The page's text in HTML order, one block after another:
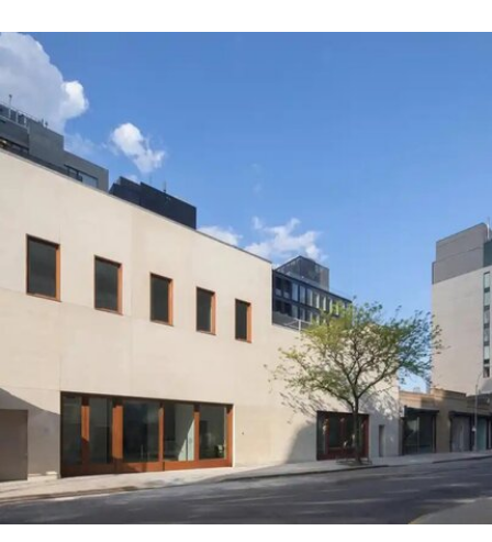
展形式重返国家馆后，欧盟即表示将撤回资助。4
月，欧盟正式确认取消拨款，但给予双年展30天时
间提出申诉。此次最终决定是在对申诉进行审查后
作出的。
欧盟委员会发言人托马斯·雷尼耶（Thomas
Regnier）在一份声明中表示：“由欧洲纳税人资金
支持的文化活动，应当捍卫民主价值，促进开放对
话、多元性和言论自由。”他同时指出，这些价值观
“在今天的俄罗斯并未得到尊重”。
这笔被取消的资助对威尼斯双年展整体财政影响有
限，但撤资本身无疑是欧盟对双年展组织方的一次
严厉谴责。2022年2月俄罗斯入侵乌克兰后，双年
展曾发表声明称，不会接受“任何与俄罗斯政府存在
形式关联的官方代表团、机构或个人”参与其举办的
任何活动。